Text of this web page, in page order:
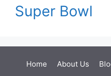
Super Bowl
Home About Us